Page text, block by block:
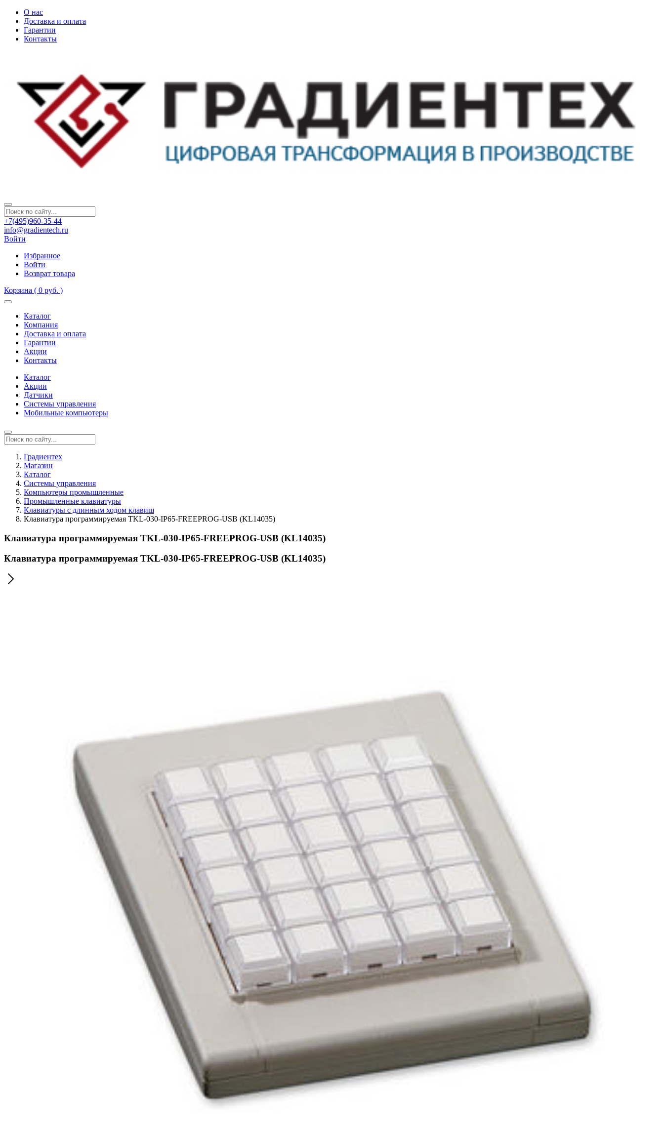
О нас
Доставка и оплата
Гарантии
Контакты
+7(495)960-35-44
info@gradientech.ru
Войти
Избранное
Войти
Возврат товара
Корзина ( 0 руб. )
Каталог
Компания
Доставка и оплата
Гарантии
Акции
Контакты
Каталог
Акции
Датчики
Системы управления
Мобильные компьютеры
Градиентех
Магазин
Каталог
Системы управления
Компьютеры промышленные
Промышленные клавиатуры
Клавиатуры с длинным ходом клавиш
Клавиатура программируемая TKL-030-IP65-FREEPROG-USB (KL14035)
Клавиатура программируемая TKL-030-IP65-FREEPROG-USB (KL14035)
Клавиатура программируемая TKL-030-IP65-FREEPROG-USB (KL14035)